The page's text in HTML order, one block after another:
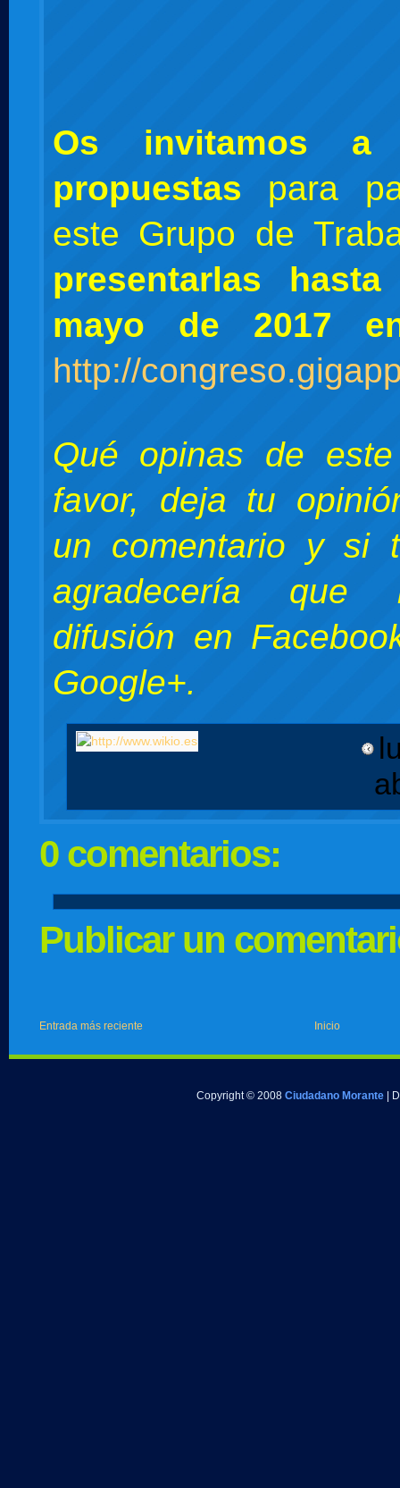
Os invitamos a
propuestas para
este Grupo de
presentarlas
mayo de 2017
http://
Qué opinas de
favor, deja tu
un comentario y si
agradecería que
difusión en
Google+.
0 comentarios:
Publicar un
Entrada más reciente Inicio
Copyright © 2008 Ciudadano Morante |